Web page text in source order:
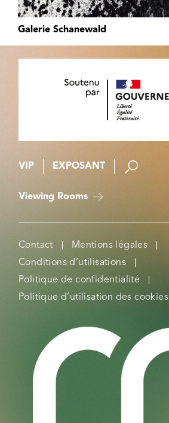
Galerie Schanewald
VIP EXPOSANT
Viewing Rooms
Contact
Mentions légales
Conditions d’utilisations
Politique de confidentialité
Politique d’utilisation des cookies